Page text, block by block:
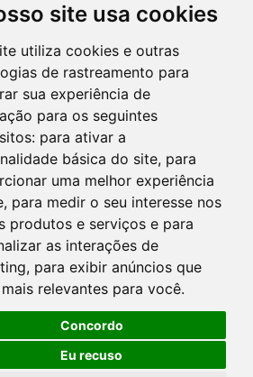
site usa cookies
utiliza cookies e outras
de rastreamento para
sua experiência de
para os seguintes
para ativar a
básica do site, para
uma melhor experiência
, para medir o seu interesse nos
produtos e serviços e para
as interações de
, para exibir anúncios que
relevantes para você.
Concordo
Eu recuso
Federal de Enfermagem